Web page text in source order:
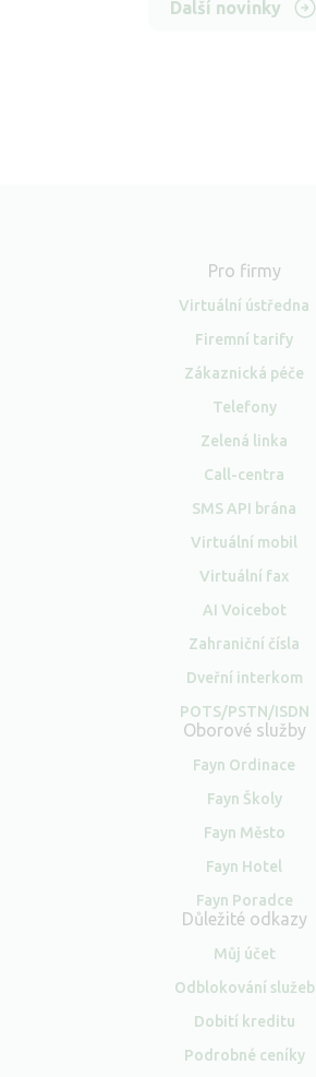
Další novinky
Pro firmy
Virtuální ústředna
Firemní tarify
Zákaznická péče
Telefony
Zelená linka
Call-centra
SMS API brána
Virtuální mobil
Virtuální fax
AI Voicebot
Zahraniční čísla
Dveřní interkom
POTS/PSTN/ISDN
Oborové služby
Fayn Ordinace
Fayn Školy
Fayn Město
Fayn Hotel
Fayn Poradce
Důležité odkazy
Můj účet
Odblokování služeb
Dobití kreditu
Podrobné ceníky